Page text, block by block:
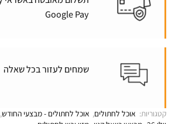
Google Pay
שמחים לעזור בכל שאלה
קטגוריות: אוכל לחתולים, אוכל לחתולים - מבצעי החודש,